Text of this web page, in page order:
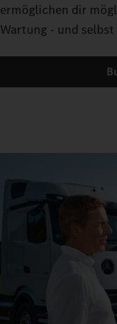
ermöglichen dir
Wartung - und